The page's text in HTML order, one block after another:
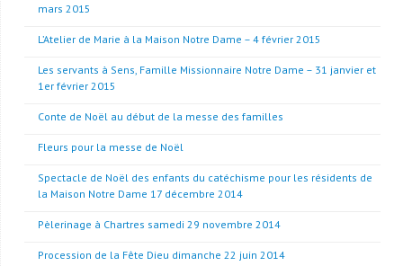
mars 2015
L’Atelier de Marie à la Maison Notre Dame – 4 février 2015
Les servants à Sens, Famille Missionnaire Notre Dame – 31 janvier et
1er février 2015
Conte de Noël au début de la messe des familles
Fleurs pour la messe de Noël
Spectacle de Noël des enfants du catéchisme pour les résidents de
la Maison Notre Dame 17 décembre 2014
Pèlerinage à Chartres samedi 29 novembre 2014
Procession de la Fête Dieu dimanche 22 juin 2014